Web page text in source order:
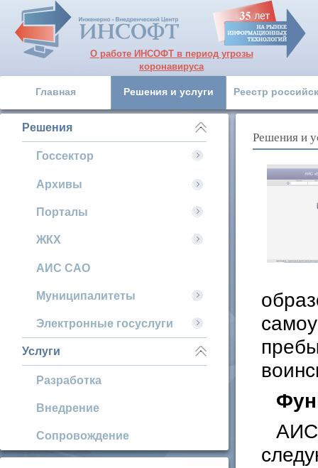
О работе ИНСОФТ в период угрозы
коронавируса
Главная Решения и услуги Реестр
Решения
Госсектор
Архивы
Порталы
ЖКХ
АИС САО
Муниципалитеты
Электронные госуслуги
Услуги
Разработка
Внедрение
Сопровождение
Решения и
АИС